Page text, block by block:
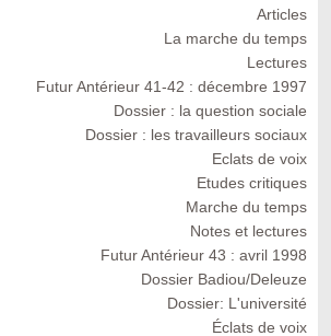
Articles
La marche du temps
Lectures
Futur Antérieur 41-42 : décembre 1997
Dossier : la question sociale
Dossier : les travailleurs sociaux
Eclats de voix
Etudes critiques
Marche du temps
Notes et lectures
Futur Antérieur 43 : avril 1998
Dossier Badiou/Deleuze
Dossier: L'université
Éclats de voix